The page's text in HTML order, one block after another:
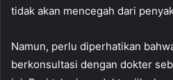
tidak akan mencegah dari
Namun, perlu diperhatikan
berkonsultasi dengan dokter